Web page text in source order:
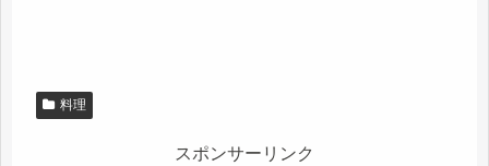
料理
スポンサーリンク